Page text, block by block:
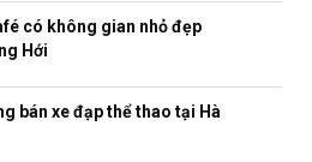
có không gian nhỏ đẹp
Hới
bán xe đạp thể thao tại Hà